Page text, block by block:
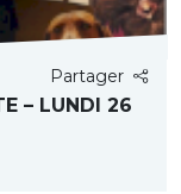
Partager
– LUNDI 26